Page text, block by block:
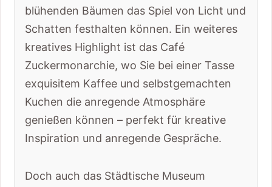
blühenden Bäumen das Spiel von Licht und
Schatten festhalten können. Ein weiteres
kreatives Highlight ist das Café
Zuckermonarchie, wo Sie bei einer Tasse
exquisitem Kaffee und selbstgemachten
Kuchen die anregende Atmosphäre
genießen können – perfekt für kreative
Inspiration und anregende Gespräche.
Doch auch das Städtische Museum